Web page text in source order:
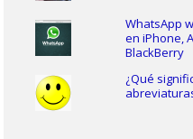
WhatsApp
en iPhone,
BlackBerry
¿Qué